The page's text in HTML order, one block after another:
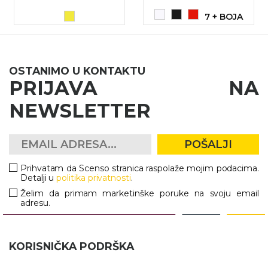
7 + BOJA
OSTANIMO U KONTAKTU
PRIJAVA NA
NEWSLETTER
POŠALJI
Prihvatam da Scenso stranica raspolaže mojim podacima.
Detalji upolitika privatnosti.
Želim da primam marketinške poruke na svoju email
adresu.
KORISNIČKA PODRŠKA